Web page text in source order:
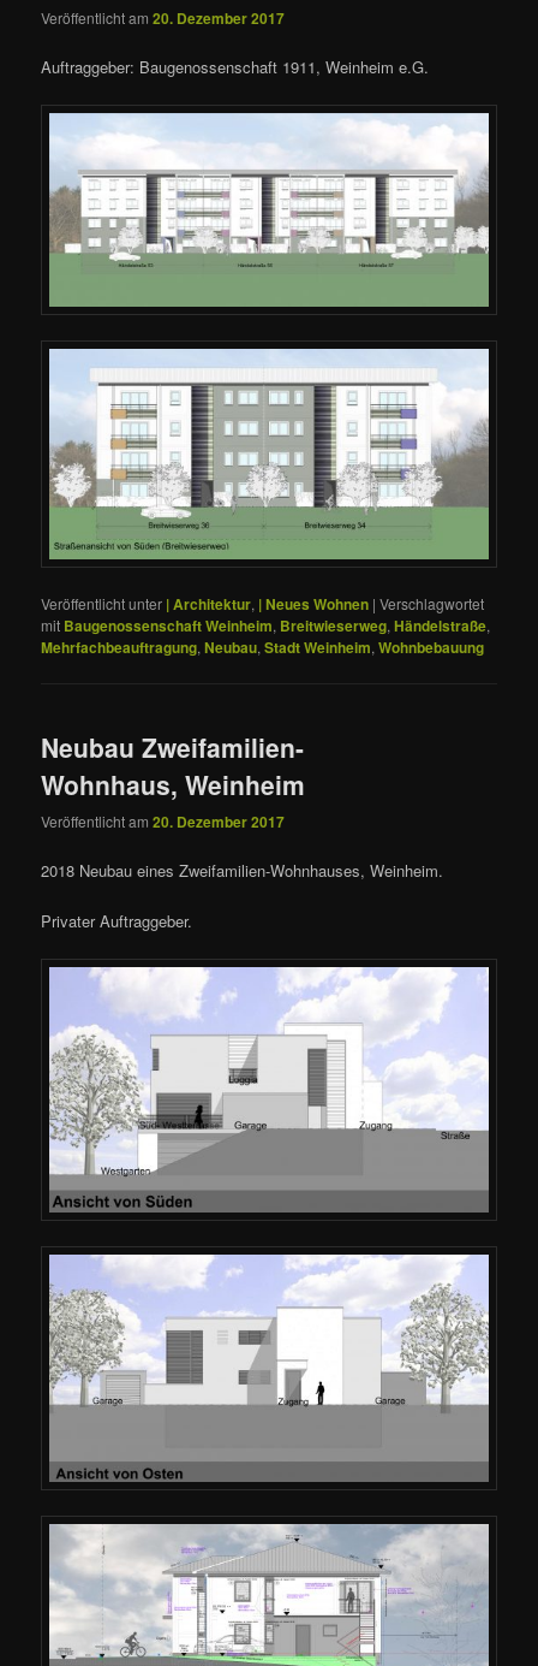
Veröffentlicht am20. Dezember 2017
Auftraggeber: Baugenossenschaft 1911, Weinheim e.G.
Veröffentlicht unter | Architektur, | Neues Wohnen |Verschlagwortet
mit Baugenossenschaft Weinheim, Breitwieserweg,Händelstraße,
Mehrfachbeauftragung,Neubau,Stadt Weinheim,Wohnbebauung
Neubau Zweifamilien-
Wohnhaus, Weinheim
Veröffentlicht am20. Dezember 2017
2018 Neubau eines Zweifamilien-Wohnhauses, Weinheim.
Privater Auftraggeber.